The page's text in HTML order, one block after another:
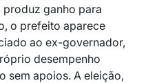
ganho para
o prefeito aparece
ao ex-governador,
desempenho
sem apoios. A eleição,